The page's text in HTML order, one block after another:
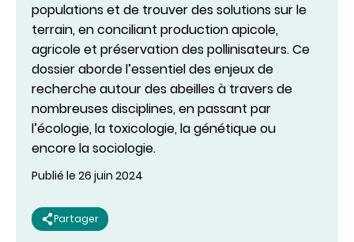
populations et de trouver des solutions sur le
terrain, en conciliant production apicole,
agricole et préservation des pollinisateurs. Ce
dossier aborde l’essentiel des enjeux de
recherche autour des abeilles à travers de
nombreuses disciplines, en passant par
l’écologie, la toxicologie, la génétique ou
encore la sociologie.
Publié le 26 juin 2024
Partager